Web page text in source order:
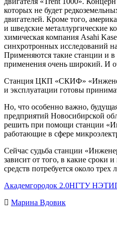
которых не будет
двигателей. Кроме того,
и шведские металлургические
химическая компания Asahi
синхротронных исследований
Применяются такие станции и в
применения очень широкий. И
Станция ЦКП «СКИФ»
и эксплуатации готовы
Но, что особенно важно,
предприятий Новосибирской
решить при помощи станции
работающие в сфере
Сейчас судьба станции
зависит от того, в какие сроки
средств потребуется около
Академгородок 2.0НГТУ НЭТИ
Марина Вдовик